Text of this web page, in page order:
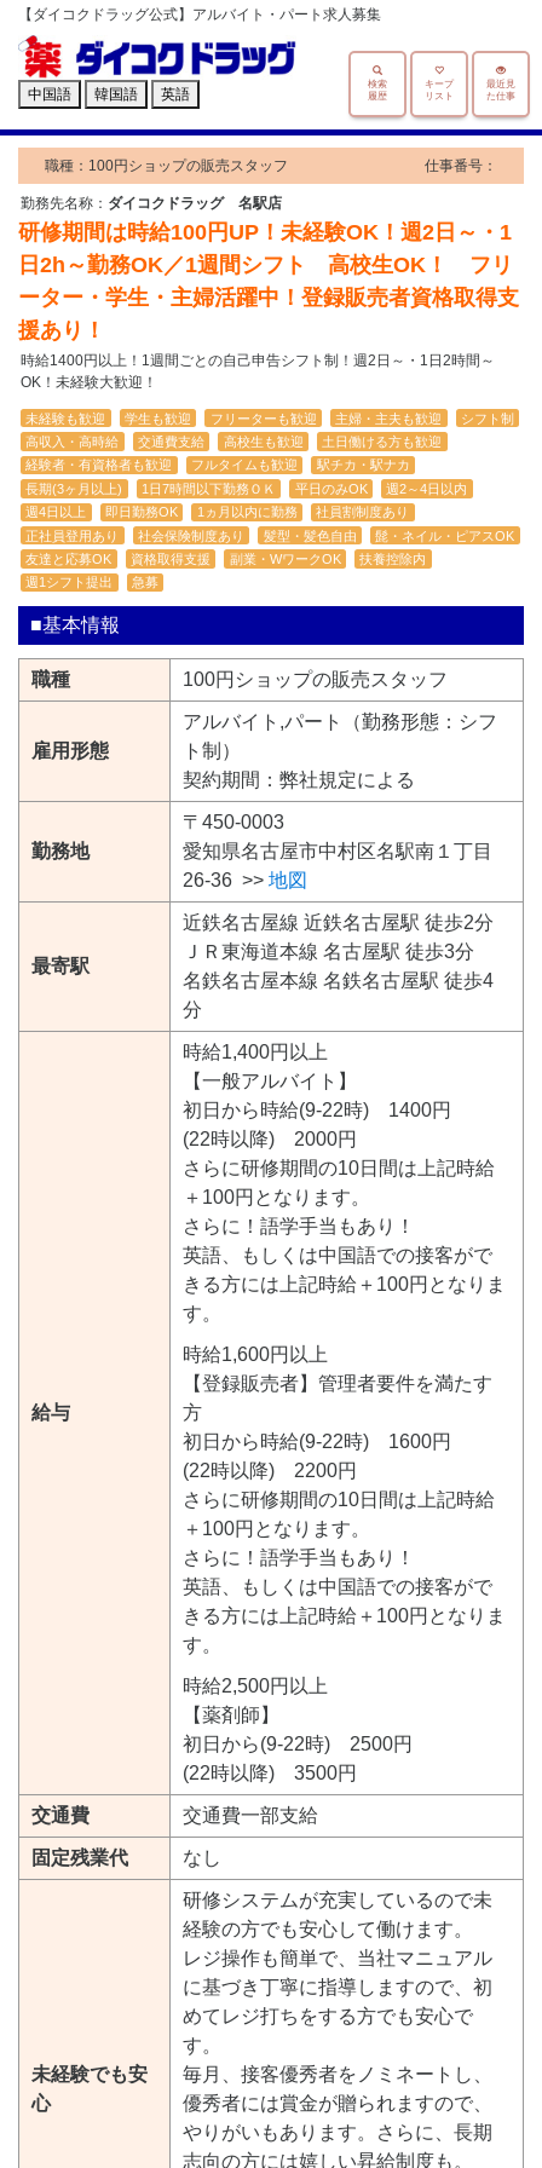
【ダイコクドラッグ公式】アルバイト・パート求人募集
中国語 韓国語 英語
最近見
た仕事
キープ
リスト
検索
履歴
職種：100円ショップの販売スタッフ 仕事番号：
勤務先名称： ダイコクドラッグ 名駅店
研修期間は時給100円UP！未経験OK！週2日～・1
日2h～勤務OK／1週間シフト 高校生OK！ フリ
ーター・学生・主婦活躍中！登録販売者資格取得支
援あり！
時給1400円以上！1週間ごとの自己申告シフト制！週2日～・1日2時間～
OK！未経験大歓迎！
未経験も歓迎 学生も歓迎 フリーターも歓迎 主婦・主夫も歓迎
シフト制
高収入・高時給
交通費支給 高校生も歓迎
土日働ける方も歓迎
経験者・有資格者も歓迎
フルタイムも歓迎
駅チカ・駅ナカ
長期(3ヶ月以上)
1日7時間以下勤務ＯＫ 平日のみOK
週2～4日以内
週4日以上
即日勤務OK 1ヵ月以内に勤務
社員割制度あり
正社員登用あり
社会保険制度あり 髪型・髪色自由
髭・ネイル・ピアスOK
友達と応募OK
資格取得支援 副業・WワークOK
扶養控除内
週1シフト提出
急募
■基本情報
職種 100円ショップの販売スタッフ
雇用形態
アルバイト,パート（勤務形態：シフ
ト制）
契約期間：弊社規定による
勤務地
〒450-0003
愛知県名古屋市中村区名駅南１丁目
26-36 >> 地図
最寄駅
近鉄名古屋線 近鉄名古屋駅 徒歩2分
ＪＲ東海道本線 名古屋駅 徒歩3分
名鉄名古屋本線 名鉄名古屋駅 徒歩4
分
給与
時給1,400円以上
【一般アルバイト】
初日から時給(9-22時) 1400円
(22時以降) 2000円
さらに研修期間の10日間は上記時給
＋100円となります。
さらに！語学手当もあり！
英語、もしくは中国語での接客がで
きる方には上記時給＋100円となりま
す。
時給1,600円以上
【登録販売者】管理者要件を満たす
方
初日から時給(9-22時) 1600円
(22時以降) 2200円
さらに研修期間の10日間は上記時給
＋100円となります。
さらに！語学手当もあり！
英語、もしくは中国語での接客がで
きる方には上記時給＋100円となりま
す。
時給2,500円以上
【薬剤師】
初日から(9-22時) 2500円
(22時以降) 3500円
交通費 交通費一部支給
固定残業代 なし
未経験でも安
心
研修システムが充実しているので未
経験の方でも安心して働けます。
レジ操作も簡単で、当社マニュアル
に基づき丁寧に指導しますので、初
めてレジ打ちをする方でも安心で
す。
毎月、接客優秀者をノミネートし、
優秀者には賞金が贈られますので、
やりがいもあります。さらに、長期
志向の方には嬉しい昇給制度も。